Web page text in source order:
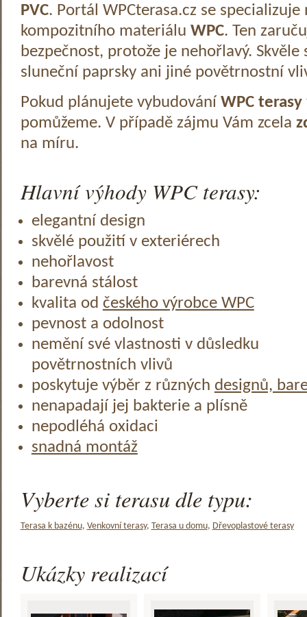
PVC. Portál WPCterasa.cz se specializuje
kompozitního materiálu WPC. Ten
bezpečnost, protože je nehořlavý.
sluneční paprsky ani jiné povětrnostní
Pokud plánujete vybudování WPC terasy
pomůžeme. V případě zájmu Vám zcela
na míru.
Hlavní výhody WPC terasy:
elegantní design
skvělé použití v exteriérech
nehořlavost
barevná stálost
kvalita od českého výrobce WPC
pevnost a odolnost
nemění své vlastnosti v důsledku
povětrnostních vlivů
poskytuje výběr z různých designů,
nenapadají jej bakterie a plísně
nepodléhá oxidaci
snadná montáž
Vyberte si terasu dle typu:
Terasa k bazénu, Venkovní terasy, Terasa u domu, Dřevoplastové terasy
Ukázky realizací